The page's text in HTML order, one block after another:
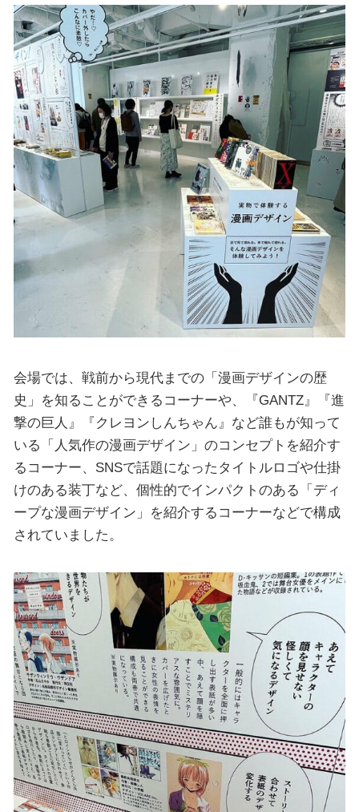
会場では、戦前から現代までの「漫画デザインの歴
史」を知ることができるコーナーや、『GANTZ』『進
撃の巨人』『クレヨンしんちゃん』など誰もが知って
いる「人気作の漫画デザイン」のコンセプトを紹介す
るコーナー、SNSで話題になったタイトルロゴや仕掛
けのある装丁など、個性的でインパクトのある「ディ
ープな漫画デザイン」を紹介するコーナーなどで構成
されていました。